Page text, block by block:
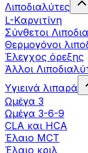
Λιποδιαλύτες
L-Kαρνιτίνη
Σύνθετοι
Θερμογόνοι
Έλεγχος όρεξης
Άλλοι
Υγιεινά λιπαρά
Ωμέγα 3
Ωμέγα 3-6-9
CLA και HCA
Έλαιο MCT
Έλαιο κριλ